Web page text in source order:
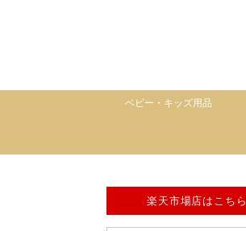
ベビー・キッズ用品
楽天市場店はこちら